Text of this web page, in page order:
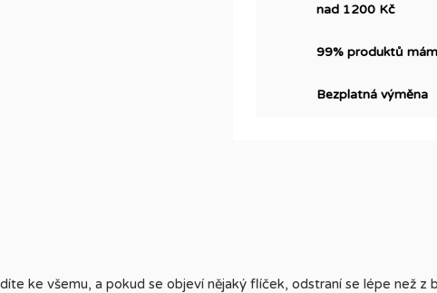
nad 1200 Kč
99% produktů
Bezplatná výměna
ke všemu, a pokud se objeví nějaký flíček, odstraní se lépe než z